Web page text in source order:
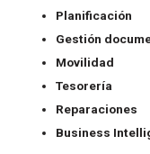
Planificación
Gestión
Movilidad
Tesorería
Reparaciones
Business